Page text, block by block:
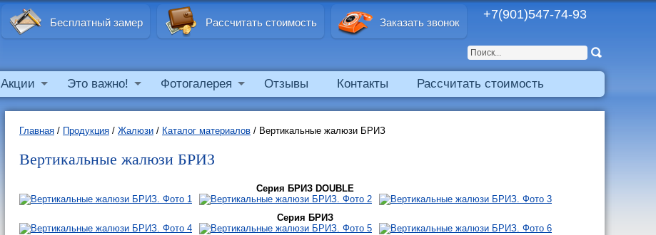
Бесплатный замер Рассчитать стоимость Заказать звонок
+7(901)547-74-93
Акции Это важно! Фотогалерея Отзывы Контакты Рассчитать стоимость
Главная / Продукция / Жалюзи / Каталог материалов / Вертикальные жалюзи БРИЗ
Вертикальные жалюзи БРИЗ
Серия БРИЗ DOUBLE
Серия БРИЗ